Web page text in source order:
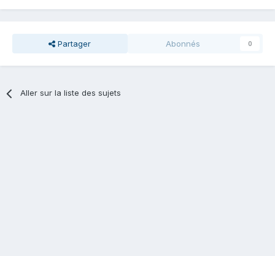
Partager Abonnés 0
Aller sur la liste des sujets